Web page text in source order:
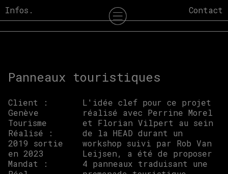
Skip
toInfos. Contact
Panneaux touristiques
Client :
Genève
Tourisme
Réalisé :
2019 sortie
en 2023
Mandat :
L'idée clef pour ce projet
réalisé avec Perrine Morel
et Florian Vilpert au sein
de la HEAD durant un
workshop suivi par Rob Van
Leijsen, a été de proposer
4 panneaux traduisant une